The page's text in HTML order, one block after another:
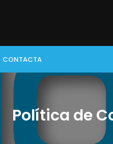
CONTACTA
Política de